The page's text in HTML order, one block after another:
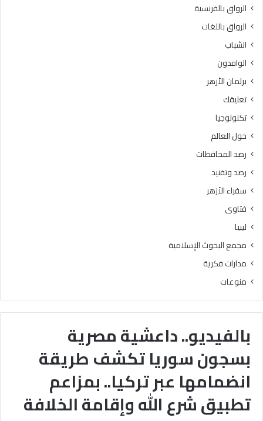
بالفيديو.. داعشية مصرية
بسجون سوريا تكشف طريقة
انضمامها عبر تركيا.. بمزاعم
تطبيق شرع الله وإقامة الخلافة
الرواق بالفرنسية
الرواق باللغات
الشباب
الوافدون
برلمان الأزهر
تعليقك
تكنولوجيا
حول العالم
رصد المحافظات
رصد وتفنيد
سفراء الأزهر
فتاوى
ليبيا
مجمع البحوث الإسلامية
مدارات فكرية
منوعات